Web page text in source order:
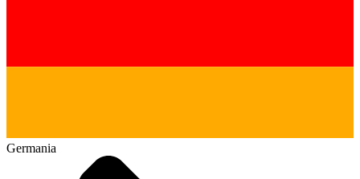
Germania